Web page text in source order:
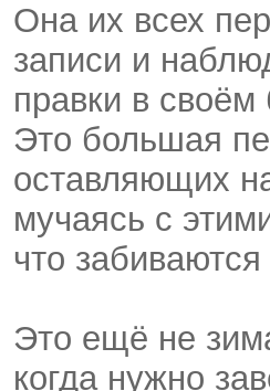
Она их всех
записи и
правки в своём
Это большая
оставляющих
мучаясь с
что
Это ещё не
когда нужно